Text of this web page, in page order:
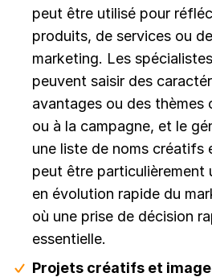
peut être utilisé pour
produits, de services ou
marketing. Les
peuvent saisir des
avantages ou des thèmes
ou à la campagne, et le
une liste de noms créatifs
peut être particulièrement
en évolution rapide du
où une prise de décision
essentielle.
Projets créatifs et